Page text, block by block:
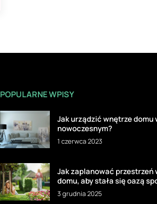
POPULARNE WPISY
Jak urządzić wnętrze domu
nowoczesnym?
1 czerwca 2023
Jak zaplanować przestrzeń
domu, aby stała się oazą
3 grudnia 2025